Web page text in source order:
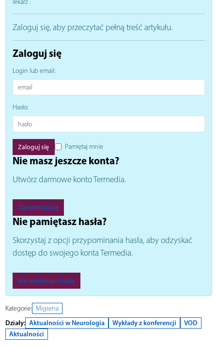
lekarz.
Zaloguj się, aby przeczytać pełną treść artykułu.
Zaloguj się
Login lub email:
Hasło:
Pamiętaj mnie
Nie masz jeszcze konta?
Utwórz darmowe konto Termedia.
Zarejestruj się
Nie pamiętasz hasła?
Skorzystaj z opcji przypominania hasła, aby odzyskać
dostęp do swojego konta Termedia.
Nie pamiętam hasła
Kategorie: Migrena
Działy: Aktualności w Neurologia Wykłady z konferencji
VOD
Aktualności